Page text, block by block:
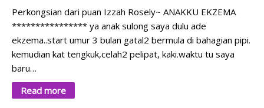
Perkongsian dari puan Izzah Rosely~ ANAKKU EKZEMA
**************** ya anak sulong saya dulu ade
ekzema..start umur 3 bulan gatal2 bermula di bahagian pipi.
kemudian kat tengkuk,celah2 pelipat, kaki.waktu tu saya
baru…
Read more